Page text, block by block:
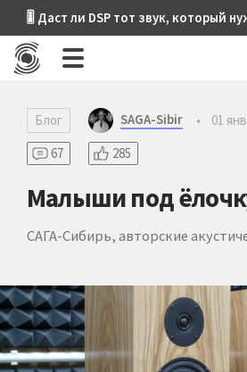
🎚 Даст ли DSP тот звук, который
Блог SAGA-Sibir •
01
67
285
Малыши под
САГА-Сибирь, авторские